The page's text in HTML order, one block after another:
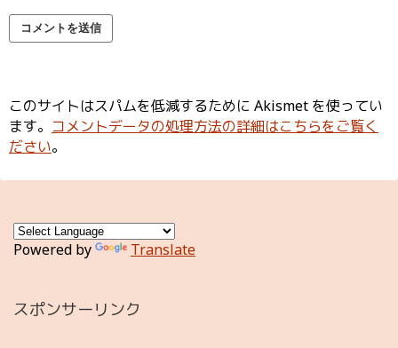
このサイトはスパムを低減するために Akismet を使ってい
ます。 コメントデータの処理方法の詳細はこちらをご覧く
ださい。
Powered by Translate
スポンサーリンク